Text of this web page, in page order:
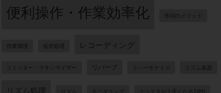
便利操作・作業効率化 作詞のメソッド
作業環境 低音処理 レコーディング
リミッター・マキシマイザー リバーブ リハーモナイズ リズム楽器
リズム処理 リズム モニタリング ミックスが上手くなるTIPS